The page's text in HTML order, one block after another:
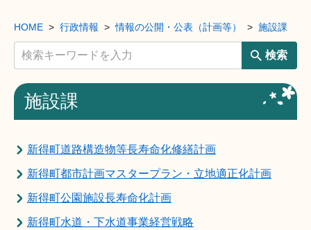
HOME 行政情報 情報の公開・公表（計画等） 施設課
検索
施設課
新得町道路構造物等長寿命化修繕計画
新得町都市計画マスタープラン・立地適正化計画
新得町公園施設長寿命化計画
新得町水道・下水道事業経営戦略